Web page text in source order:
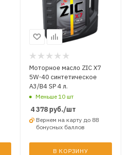
Моторное масло ZIC X7
5W-40 синтетическое
A3/B4 SP 4 л.
Меньше 10 шт
4 378руб./шт
Вернем на карту до 88
бонусных баллов
В КОРЗИНУ